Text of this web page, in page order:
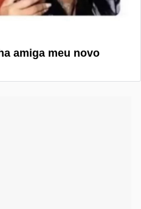
amiga meu novo